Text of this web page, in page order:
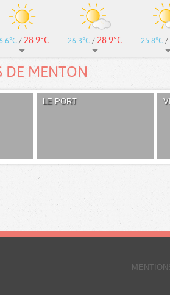
/ 28.9°C 26.3°C / 28.9°C 25.8°C /
DE MENTON
LE PORT